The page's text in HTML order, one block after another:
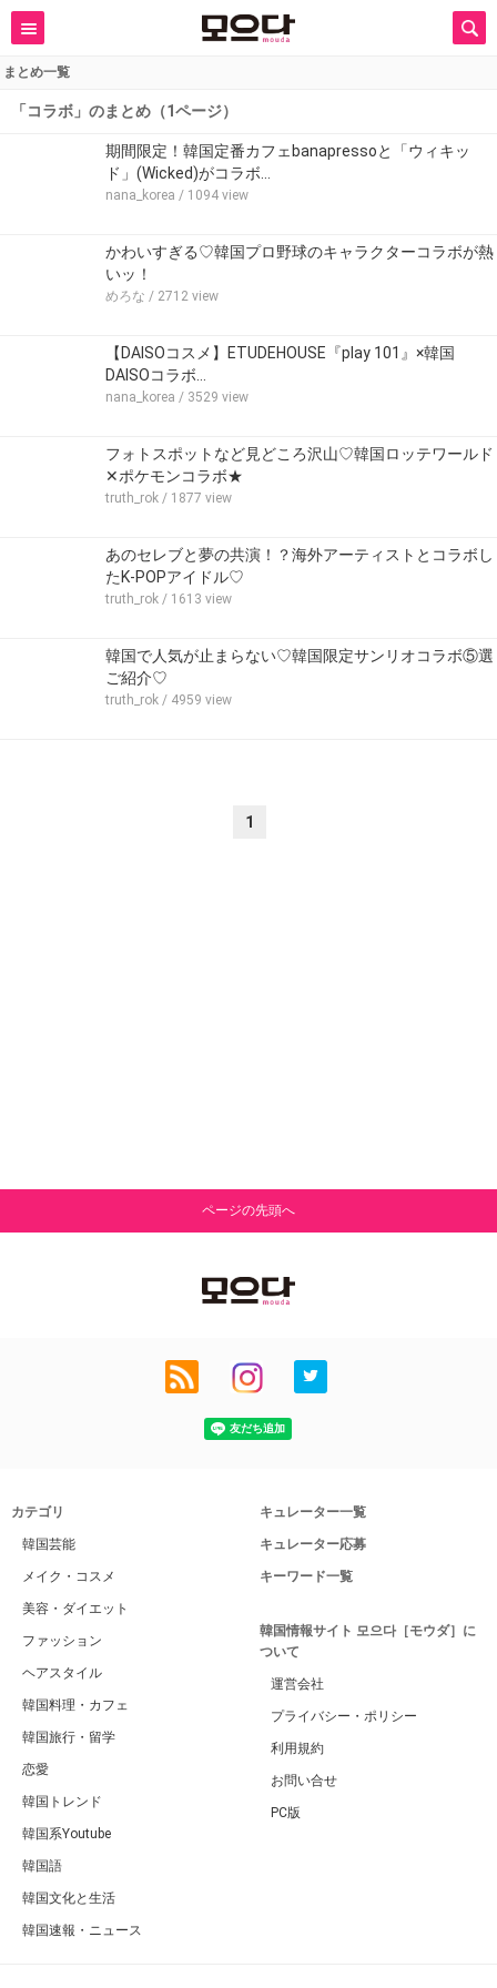
まとめ一覧
「コラボ」のまとめ（1ページ）
期間限定！韓国定番カフェbanapressoと「ウィキッ
ド」(Wicked)がコラボ…
nana_korea / 1094 view
かわいすぎる♡韓国プロ野球のキャラクターコラボが熱
いッ！
めろな / 2712 view
【DAISOコスメ】ETUDEHOUSE『play 101』×韓国
DAISOコラボ…
nana_korea / 3529 view
フォトスポットなど見どころ沢山♡韓国ロッテワールド
✕ポケモンコラボ★
truth_rok / 1877 view
あのセレブと夢の共演！？海外アーティストとコラボし
たK-POPアイドル♡
truth_rok / 1613 view
韓国で人気が止まらない♡韓国限定サンリオコラボ⑤選
ご紹介♡
truth_rok / 4959 view
1
ページの先頭へ
カテゴリ
韓国芸能
メイク・コスメ
美容・ダイエット
ファッション
ヘアスタイル
韓国料理・カフェ
韓国旅行・留学
恋愛
韓国トレンド
韓国系Youtube
韓国語
韓国文化と生活
韓国速報・ニュース
キュレーター一覧
キュレーター応募
キーワード一覧
韓国情報サイト 모으다［モウダ］に
ついて
運営会社
プライバシー・ポリシー
利用規約
お問い合せ
PC版